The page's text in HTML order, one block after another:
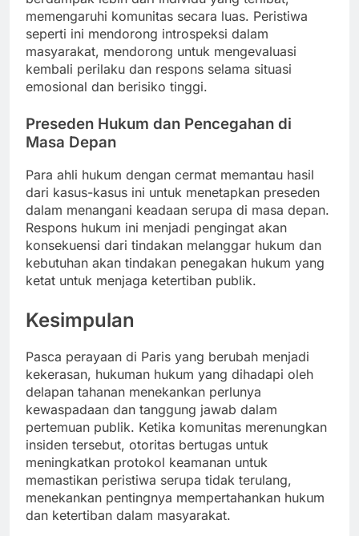
memengaruhi komunitas secara luas. Peristiwa
seperti ini mendorong introspeksi dalam
masyarakat, mendorong untuk mengevaluasi
kembali perilaku dan respons selama situasi
emosional dan berisiko tinggi.
Preseden Hukum dan Pencegahan di
Masa Depan
Para ahli hukum dengan cermat memantau hasil
dari kasus-kasus ini untuk menetapkan preseden
dalam menangani keadaan serupa di masa depan.
Respons hukum ini menjadi pengingat akan
konsekuensi dari tindakan melanggar hukum dan
kebutuhan akan tindakan penegakan hukum yang
ketat untuk menjaga ketertiban publik.
Kesimpulan
Pasca perayaan di Paris yang berubah menjadi
kekerasan, hukuman hukum yang dihadapi oleh
delapan tahanan menekankan perlunya
kewaspadaan dan tanggung jawab dalam
pertemuan publik. Ketika komunitas merenungkan
insiden tersebut, otoritas bertugas untuk
meningkatkan protokol keamanan untuk
memastikan peristiwa serupa tidak terulang,
menekankan pentingnya mempertahankan hukum
dan ketertiban dalam masyarakat.